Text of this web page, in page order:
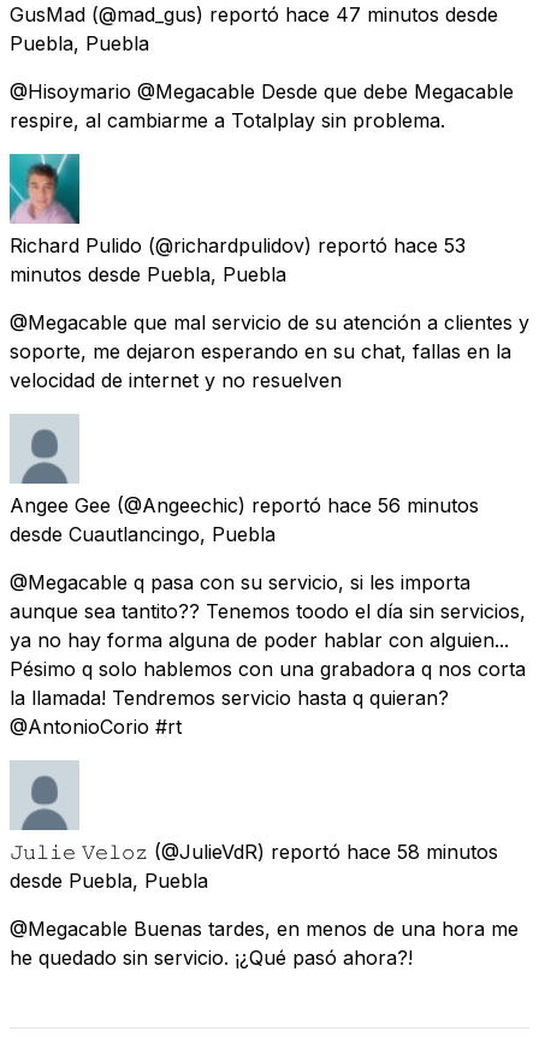
GusMad (@mad_gus) reportó hace 47 minutos desde
Puebla, Puebla
@Hisoymario @Megacable Desde que debe Megacable
respire, al cambiarme a Totalplay sin problema.
Richard Pulido (@richardpulidov) reportó hace 53
minutos desde Puebla, Puebla
@Megacable que mal servicio de su atención a clientes y
soporte, me dejaron esperando en su chat, fallas en la
velocidad de internet y no resuelven
Angee Gee (@Angeechic) reportó hace 56 minutos
desde Cuautlancingo, Puebla
@Megacable q pasa con su servicio, si les importa
aunque sea tantito?? Tenemos toodo el día sin servicios,
ya no hay forma alguna de poder hablar con alguien...
Pésimo q solo hablemos con una grabadora q nos corta
la llamada! Tendremos servicio hasta q quieran?
@AntonioCorio #rt
𝙹𝚞𝚕𝚒𝚎 𝚅𝚎𝚕𝚘𝚣 (@JulieVdR) reportó hace 58 minutos
desde Puebla, Puebla
@Megacable Buenas tardes, en menos de una hora me
he quedado sin servicio. ¡¿Qué pasó ahora?!